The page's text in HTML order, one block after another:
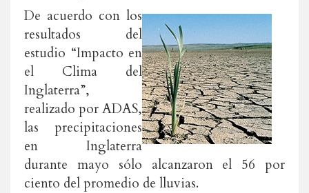
De acuerdo con los
resultados del
estudio “Impacto en
el Clima del
Inglaterra”,
realizado por ADAS,
las precipitaciones
en Inglaterra
durante mayo sólo alcanzaron el 56 por
ciento del promedio de lluvias.